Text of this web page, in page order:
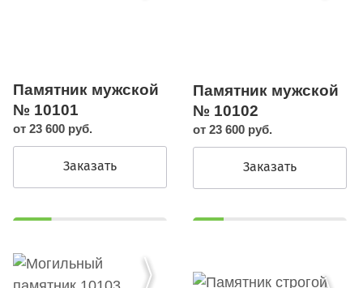
Памятник мужской
№ 10101
от 23 600 руб.
Заказать
Памятник мужской
№ 10102
от 23 600 руб.
Заказать